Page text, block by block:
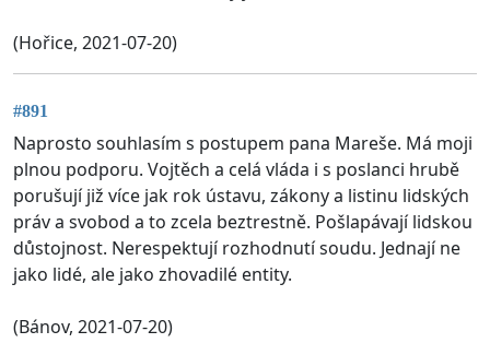
(Hořice, 2021-07-20)
#891
Naprosto souhlasím s postupem pana Mareše. Má moji
plnou podporu. Vojtěch a celá vláda i s poslanci hrubě
porušují již více jak rok ústavu, zákony a listinu lidských
práv a svobod a to zcela beztrestně. Pošlapávají lidskou
důstojnost. Nerespektují rozhodnutí soudu. Jednají ne
jako lidé, ale jako zhovadilé entity.
(Bánov, 2021-07-20)